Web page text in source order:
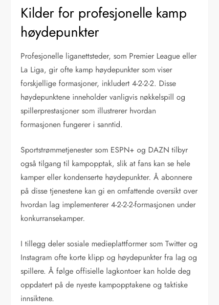
Kilder for profesjonelle kamp
høydepunkter
Profesjonelle liganettsteder, som Premier League eller
La Liga, gir ofte kamp høydepunkter som viser
forskjellige formasjoner, inkludert 4-2-2-2. Disse
høydepunktene inneholder vanligvis nøkkelspill og
spillerprestasjoner som illustrerer hvordan
formasjonen fungerer i sanntid.
Sportstrømmetjenester som ESPN+ og DAZN tilbyr
også tilgang til kampopptak, slik at fans kan se hele
kamper eller kondenserte høydepunkter. Å abonnere
på disse tjenestene kan gi en omfattende oversikt over
hvordan lag implementerer 4-2-2-2-formasjonen under
konkurransekamper.
I tillegg deler sosiale medieplattformer som Twitter og
Instagram ofte korte klipp og høydepunkter fra lag og
spillere. Å følge offisielle lagkontoer kan holde deg
oppdatert på de nyeste kampopptakene og taktiske
innsiktene.